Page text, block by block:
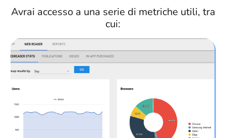
Avrai accesso a una serie di metriche utili, tra
cui: